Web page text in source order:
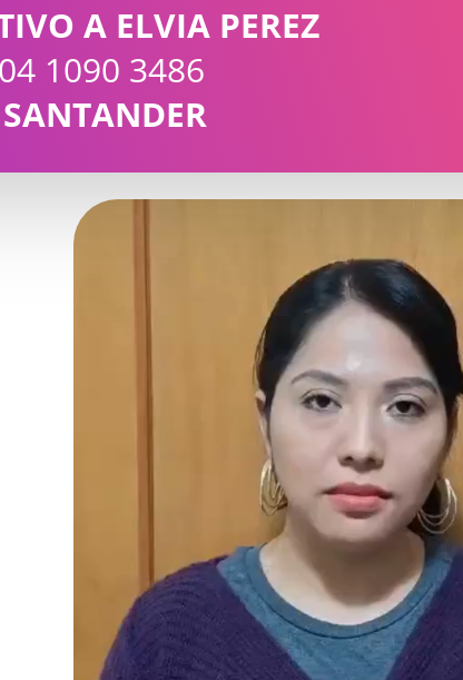
A ELVIA PEREZ
1090 3486